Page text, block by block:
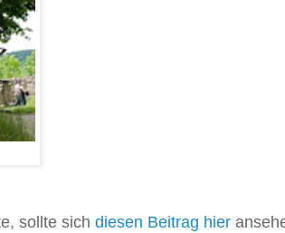
sollte sich diesen Beitrag hier